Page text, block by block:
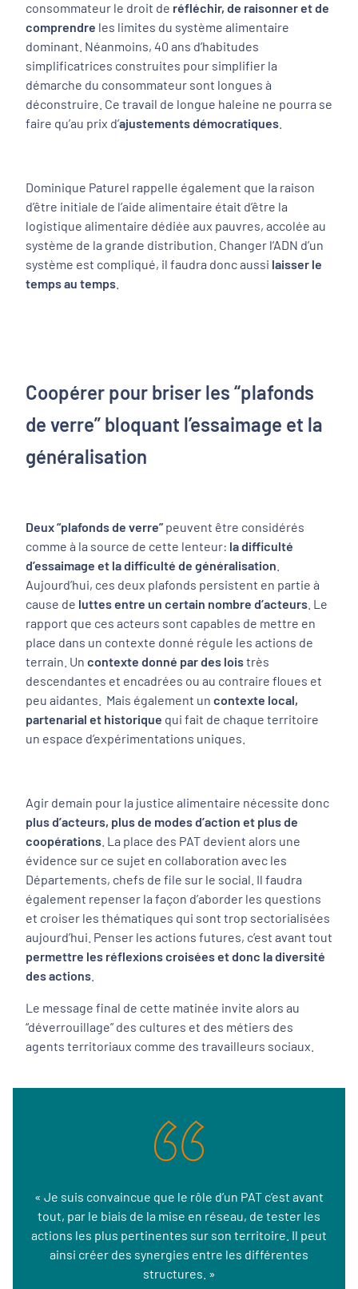
consommateur le droit de réfléchir, de raisonner et de
comprendre les limites du système alimentaire
dominant. Néanmoins, 40 ans d’habitudes
simplificatrices construites pour simplifier la
démarche du consommateur sont longues à
déconstruire. Ce travail de longue haleine ne pourra se
faire qu’au prix d’ajustements démocratiques
Dominique Paturel rappelle également que la raison
d’être initiale de l’aide alimentaire était d’être la
logistique alimentaire dédiée aux pauvres, accolée au
système de la grande distribution. Changer l’ADN d’un
système est compliqué, il faudra donc aussi laisser le
temps au temps
Coopérer pour briser les “plafonds
de verre” bloquant l’essaimage et la
généralisation
Deux “plafonds de verre” peuvent être considérés
comme à la source de cette lenteur: la difficulté
d’essaimage et la difficulté de généralisation
Aujourd’hui, ces deux plafonds persistent en partie à
cause de luttes entre un certain nombre d’acteurs . Le
rapport que ces acteurs sont capables de mettre en
place dans un contexte donné régule les actions de
terrain. Un contexte donné par des loistrès
descendantes et encadrées ou au contraire floues et
peu aidantes. Mais également un contexte local,
partenarial et historique qui fait de chaque territoire
un espace d’expérimentations uniques.
Agir demain pour la justice alimentaire nécessite donc
plus d’acteurs, plus de modes d’action et plus de
coopérations . La place des PAT devient alors une
évidence sur ce sujet en collaboration avec les
Départements, chefs de file sur le social. Il faudra
également repenser la façon d’aborder les questions
et croiser les thématiques qui sont trop sectorialisées
aujourd’hui. Penser les actions futures, c’est avant tout
permettre les réflexions croisées et donc la diversité
des actions
Le message final de cette matinée invite alors au
“déverrouillage” des cultures et des métiers des
agents territoriaux comme des travailleurs sociaux.
« Je suis convaincue que le rôle d’un PAT c’est avant
tout, par le biais de la mise en réseau, de tester les
actions les plus pertinentes sur son territoire. Il peut
ainsi créer des synergies entre les différentes
structures. »